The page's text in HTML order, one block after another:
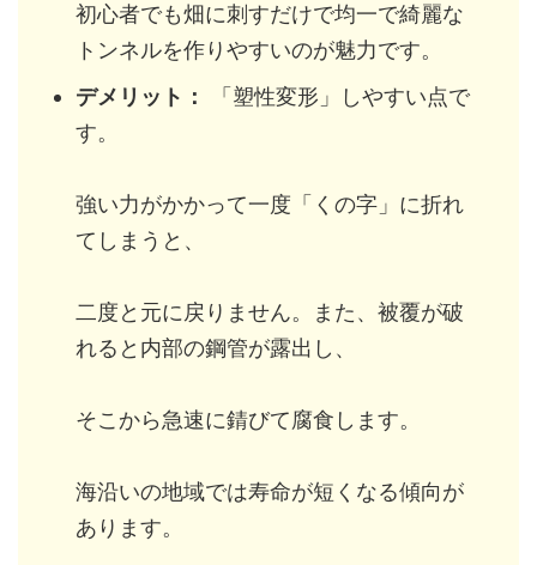
初心者でも畑に刺すだけで均一で綺麗な
トンネルを作りやすいのが魅力です。
デメリット：
「塑性変形」しやすい点で
す。
強い力がかかって一度「くの字」に折れ
てしまうと、
二度と元に戻りません。また、被覆が破
れると内部の鋼管が露出し、
そこから急速に錆びて腐食します。
海沿いの地域では寿命が短くなる傾向が
あります。